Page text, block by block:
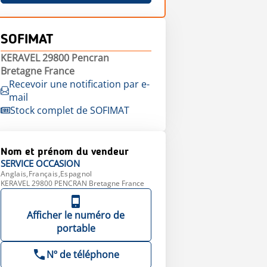
SOFIMAT
KERAVEL 29800 Pencran
Bretagne France
Recevoir une notification par e-
mail
Stock complet de SOFIMAT
Nom et prénom du vendeur
SERVICE OCCASION
Anglais,Français,Espagnol
KERAVEL 29800 PENCRAN Bretagne France
Afficher le numéro de
portable
Nº de téléphone